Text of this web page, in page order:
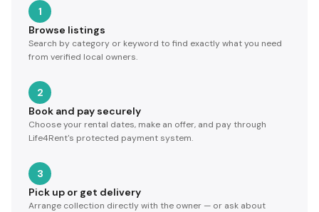
1
Browse listings
Search by category or keyword to find exactly what you need
from verified local owners.
2
Book and pay securely
Choose your rental dates, make an offer, and pay through
Life4Rent's protected payment system.
3
Pick up or get delivery
Arrange collection directly with the owner — or ask about